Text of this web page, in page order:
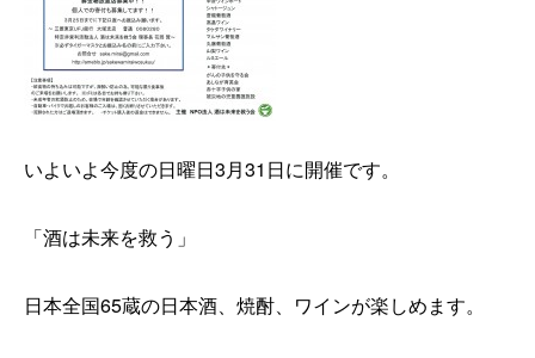
いよいよ今度の日曜日3月31日に開催です。
「酒は未来を救う」
日本全国65蔵の日本酒、焼酎、ワインが楽しめます。